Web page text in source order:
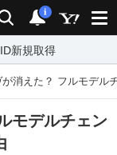
検索 通知
i
ID新規取得
消えた？ フルモデル
モデルチェン